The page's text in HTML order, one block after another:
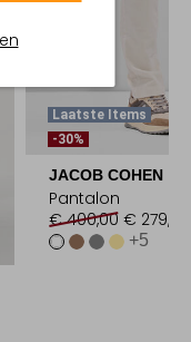
Laatste Items
-30%
JACOB COHEN
Pantalon
€ 400,00 € 279,99
+5